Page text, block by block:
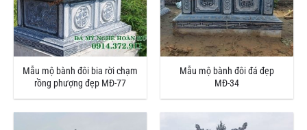
Mẫu mộ bành đôi bia rời chạm
rồng phượng đẹp MĐ-77
Mẫu mộ bành đôi đá đẹp
MĐ-34